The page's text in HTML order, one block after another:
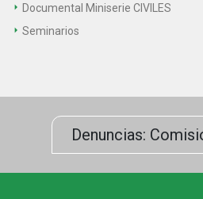
Documental Miniserie CIVILES
Seminarios
Denuncias: